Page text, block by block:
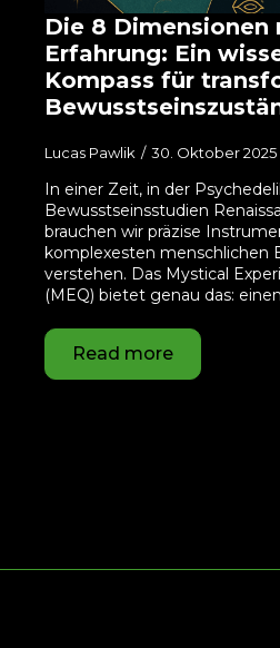
Die 8 Dimensionen
Erfahrung: Ein
Kompass für
Lucas Pawlik 30. Oktober 2025
In einer Zeit, in der
Bewusstseinsstudien
brauchen wir präzise
komplexesten menschlichen
verstehen. Das Mystical
(MEQ) bietet genau das:
Read more